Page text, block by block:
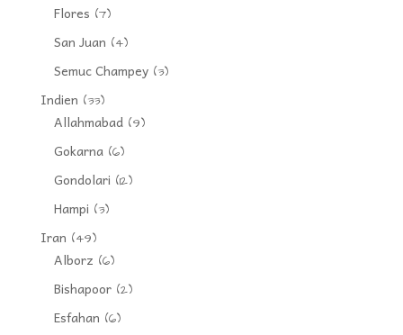
Flores (7)
San Juan (4)
Semuc Champey(3)
Indien (33)
Allahmabad(9)
Gokarna(6)
Gondolari (12)
Hampi (3)
Iran (49)
Alborz (6)
Bishapoor(2)
Esfahan (6)